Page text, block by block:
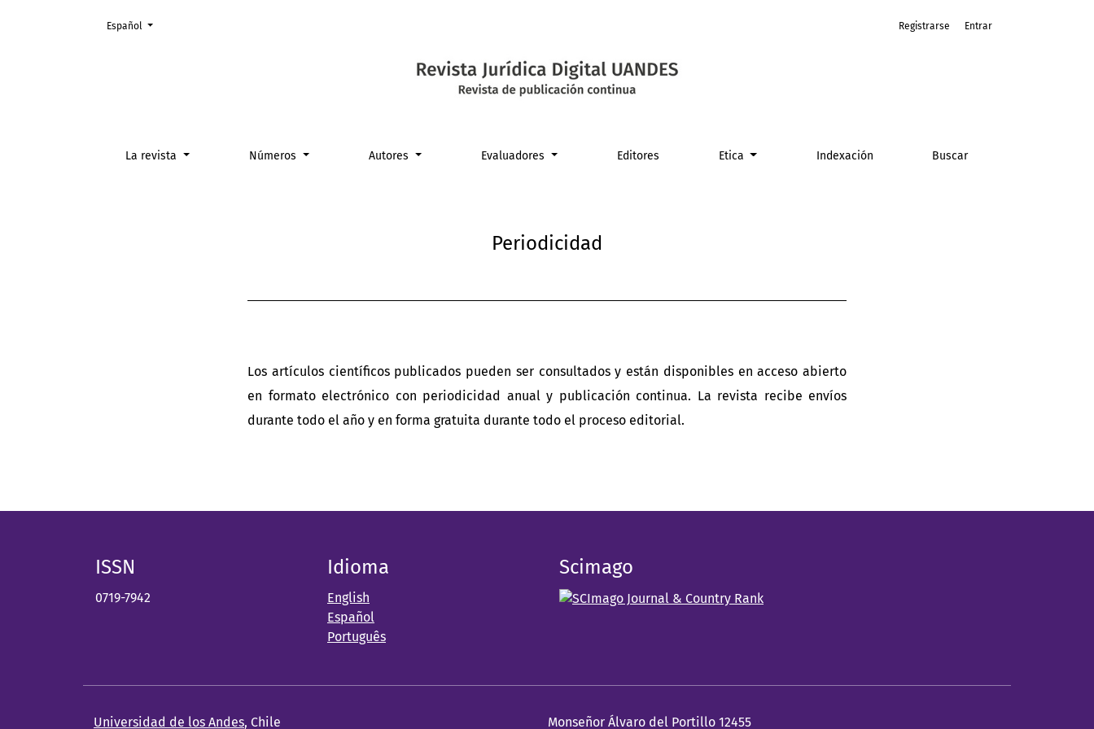
Periodicidad
La revista Números Autores Evaluadores Editores Etica Indexación Buscar
Registrarse Entrar
Cambiar el idioma. El actual es:
Español
Periodicidad
Los artículos científicos publicados pueden ser consultados y están disponibles en acceso abierto
en formato electrónico con periodicidad anual y publicación continua. La revista recibe envíos
durante todo el año y en forma gratuita durante todo el proceso editorial.
ISSN
0719-7942
Idioma
English
Español
Português
Scimago
Universidad de los Andes, Chile Monseñor Álvaro del Portillo 12455